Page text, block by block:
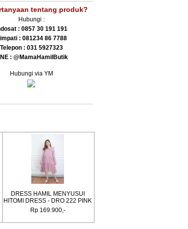
tentang produk?
Hubungi :
: 0857 30 191 191
: 081234 86 7788
Telepon : 031 5927323
: @MamaHamilButik
Hubungi via YM
Baju Hamil Menyusui Cantik
Smoke GWEN Dress - DRO 209